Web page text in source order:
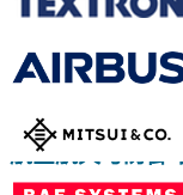
我们如何帮助您发
航空航天与防御